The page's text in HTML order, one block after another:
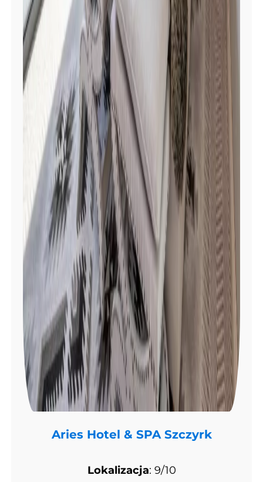
Aries Hotel & SPA Szczyrk
Lokalizacja: 9/10